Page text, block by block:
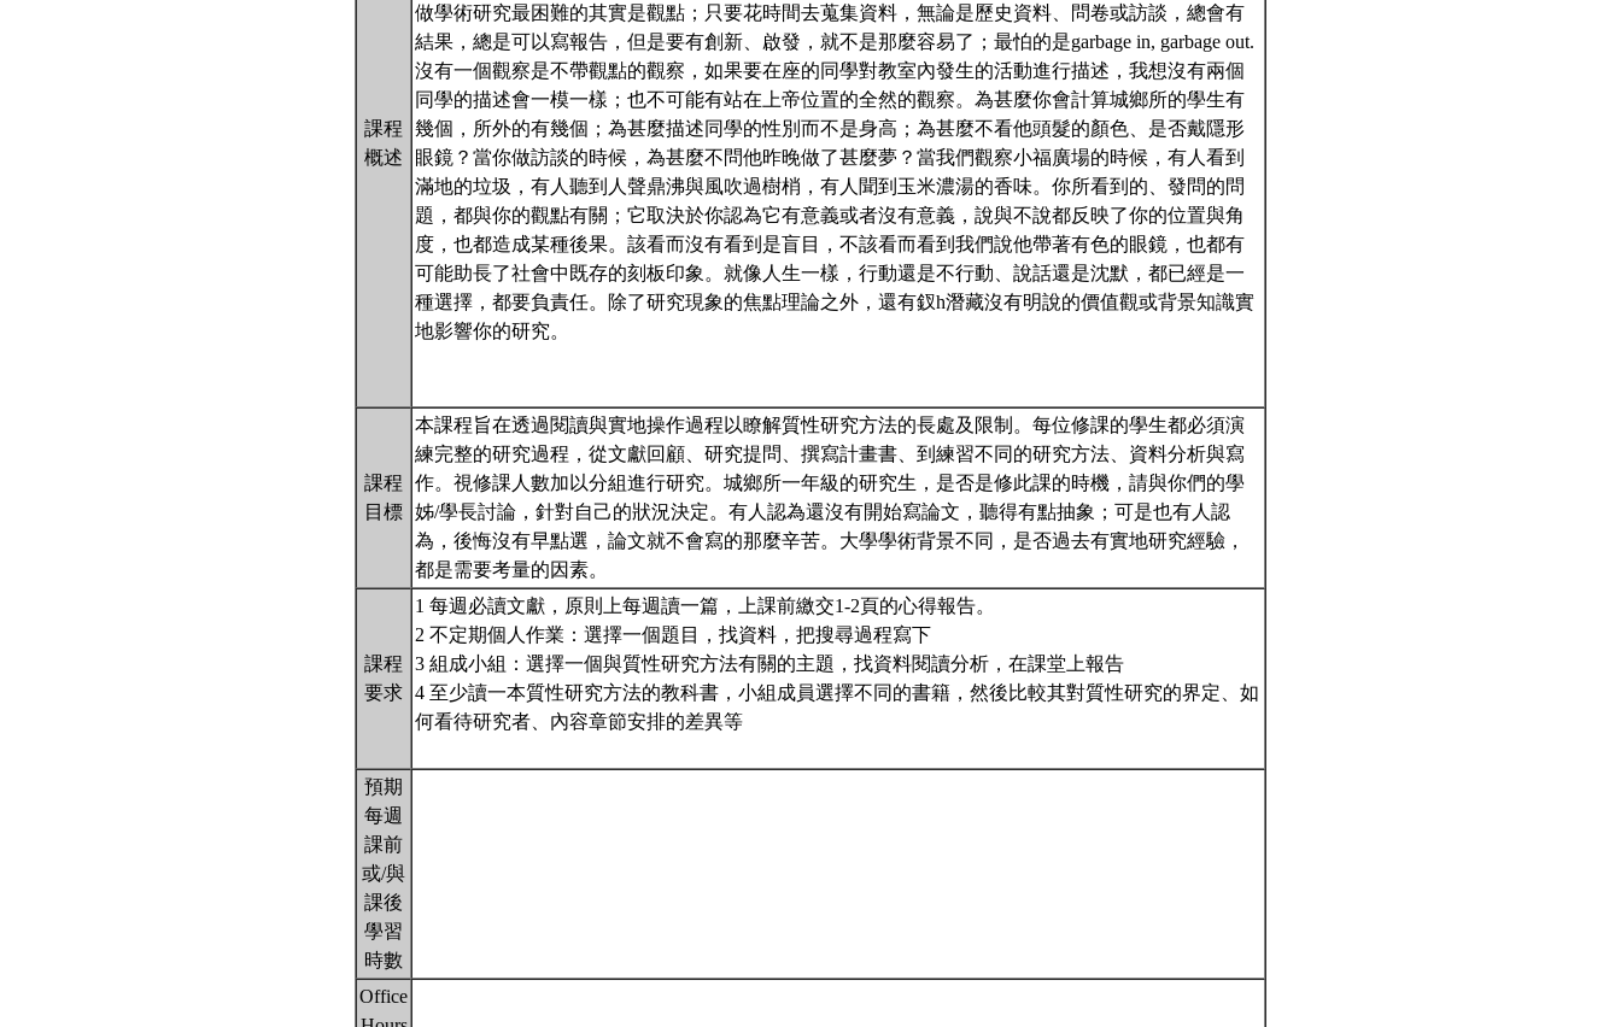
課程
概述
做學術研究最困難的其實是觀點；只要花時間去蒐集資料，無論是歷史資料、問卷或訪談，總會有
結果，總是可以寫報告，但是要有創新、啟發，就不是那麼容易了；最怕的是garbage in, garbage out.
沒有一個觀察是不帶觀點的觀察，如果要在座的同學對教室內發生的活動進行描述，我想沒有兩個
同學的描述會一模一樣；也不可能有站在上帝位置的全然的觀察。為甚麼你會計算城鄉所的學生有
幾個，所外的有幾個；為甚麼描述同學的性別而不是身高；為甚麼不看他頭髮的顏色、是否戴隱形
眼鏡？當你做訪談的時候，為甚麼不問他昨晚做了甚麼夢？當我們觀察小福廣場的時候，有人看到
滿地的垃圾，有人聽到人聲鼎沸與風吹過樹梢，有人聞到玉米濃湯的香味。你所看到的、發問的問
題，都與你的觀點有關；它取決於你認為它有意義或者沒有意義，說與不說都反映了你的位置與角
度，也都造成某種後果。該看而沒有看到是盲目，不該看而看到我們說他帶著有色的眼鏡，也都有
可能助長了社會中既存的刻板印象。就像人生一樣，行動還是不行動、說話還是沈默，都已經是一
種選擇，都要負責任。除了研究現象的焦點理論之外，還有釵h潛藏沒有明說的價值觀或背景知識實
地影響你的研究。
課程
目標
本課程旨在透過閱讀與實地操作過程以瞭解質性研究方法的長處及限制。每位修課的學生都必須演
練完整的研究過程，從文獻回顧、研究提問、撰寫計畫書、到練習不同的研究方法、資料分析與寫
作。視修課人數加以分組進行研究。城鄉所一年級的研究生，是否是修此課的時機，請與你們的學
姊/學長討論，針對自己的狀況決定。有人認為還沒有開始寫論文，聽得有點抽象；可是也有人認
為，後悔沒有早點選，論文就不會寫的那麼辛苦。大學學術背景不同，是否過去有實地研究經驗，
都是需要考量的因素。
課程
要求
1 每週必讀文獻，原則上每週讀一篇，上課前繳交1-2頁的心得報告。
2 不定期個人作業：選擇一個題目，找資料，把搜尋過程寫下
3 組成小組：選擇一個與質性研究方法有關的主題，找資料閱讀分析，在課堂上報告
4 至少讀一本質性研究方法的教科書，小組成員選擇不同的書籍，然後比較其對質性研究的界定、如
何看待研究者、內容章節安排的差異等
預期
每週
課前
或/與
課後
學習
時數
Office